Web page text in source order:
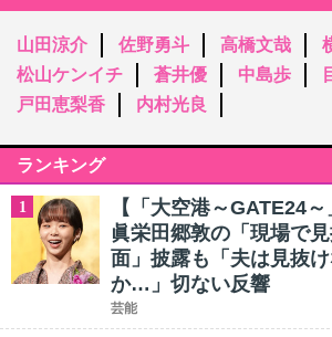
山田涼介 佐野勇斗 高橋文哉
松山ケンイチ
蒼井優 中島歩
戸田恵梨香
内村光良
ランキング
1
【「大空港～GATE24
眞栄田郷敦の「現場で
面」披露も「夫は見抜
か…」切ない反響
芸能